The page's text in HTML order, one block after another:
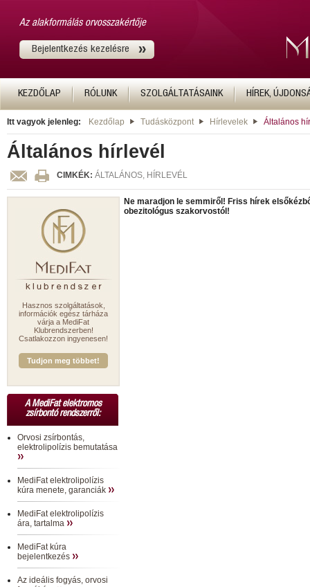
Az alakformálás orvosszakértője
Bejelentkezés kezelésre
KEZDŐLAP RÓLUNK SZOLGÁLTATÁSAINK HÍREK,
Itt vagyok jelenleg: Kezdőlap Tudásközpont Hírlevelek Általános
Általános hírlevél
CIMKÉK: ÁLTALÁNOS, HÍRLEVÉL
Hasznos szolgáltatások,
információk egész tárháza
várja a MediFat
Klubrendszerben!
Csatlakozzon ingyenesen!
Tudjon meg többet!
A MediFat elektromos
zsírbontó rendszerről:
Orvosi zsírbontás,
elektrolipolízis bemutatása
MediFat elektrolipolízis
kúra menete, garanciák
MediFat elektrolipolízis
ára, tartalma
MediFat kúra
bejelentkezés
Az ideális fogyás, orvosi
Ne maradjon le semmiről! Friss hírek
obezitológus szakorvostól!